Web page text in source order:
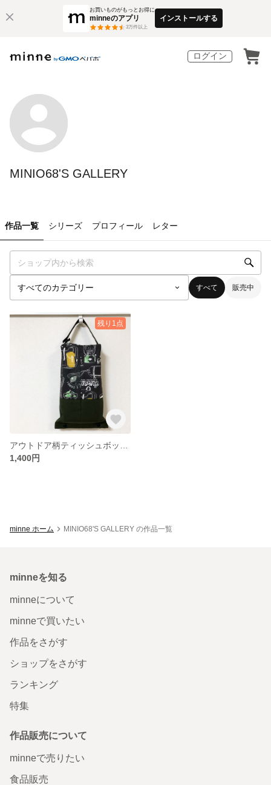
お買いものがもっとお得に
minneのアプリ
3万件以上
インストールする
ログイン
MINIO68'S GALLERY
作品一覧 シリーズ プロフィール レター
すべて 販売中
残り1点
1,400円
minne ホーム MINIO68'S GALLERY の作品一覧
minneを知る
minneについて
minneで買いたい
作品をさがす
ショップをさがす
ランキング
特集
作品販売について
minneで売りたい
食品販売